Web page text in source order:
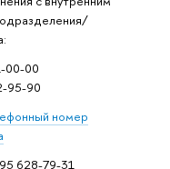
00-00
95-90
номер
628-79-31